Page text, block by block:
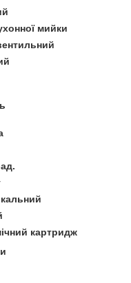
мийки
картридж